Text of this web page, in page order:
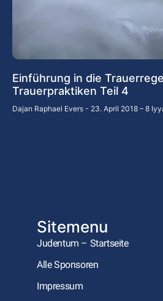
Einführung in die
Trauerpraktiken Teil 4
Dajan Raphael Evers 23. April 2018 – 8
Sitemenu
Judentum – Startseite
Alle Sponsoren
Impressum